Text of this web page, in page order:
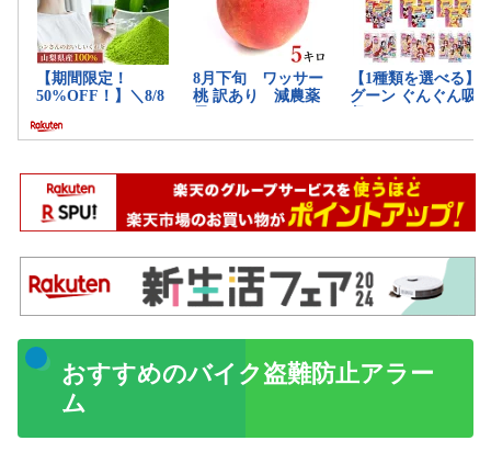
おすすめのバイク盗難防止アラー
ム